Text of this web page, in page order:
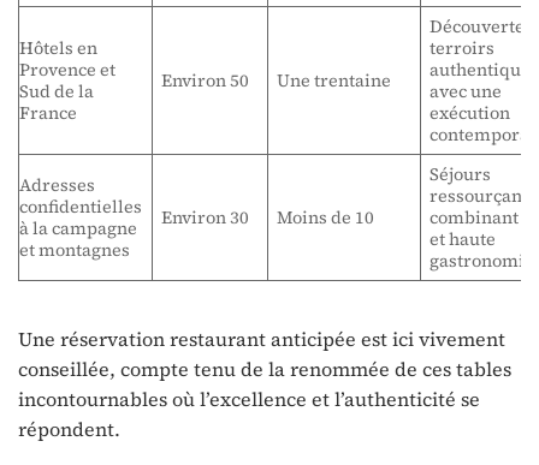
Hôtels en
Provence et
Sud de la
France
Environ 50 Une trentaine
Découverte
terroirs
authentiques
avec une
exécution
Adresses
confidentielles
à la campagne
et montagnes
Environ 30 Moins de 10
Séjours
ressourçants
combinant
et haute
gastronomie
Une réservation restaurant anticipée est ici vivement
conseillée, compte tenu de la renommée de ces tables
incontournables où l’excellence et l’authenticité se
répondent.